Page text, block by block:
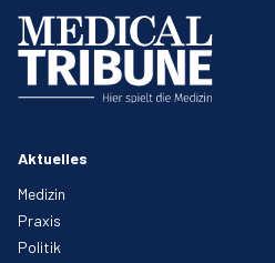
Aktuelles
Medizin
Praxis
Politik